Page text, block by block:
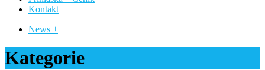
Kontakt
News +
Kategorie